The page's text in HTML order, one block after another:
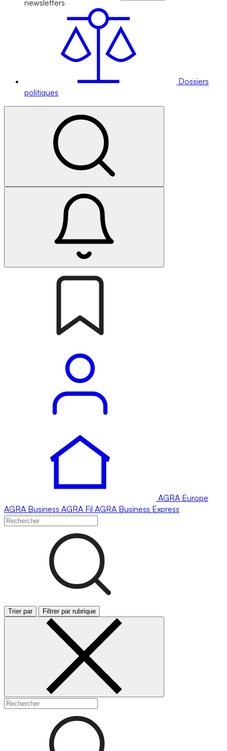
newsletters
Dossiers
politiques
AGRA Europe
AGRA Business AGRA Fil AGRA Business Express
Trier par Filtrer par rubrique